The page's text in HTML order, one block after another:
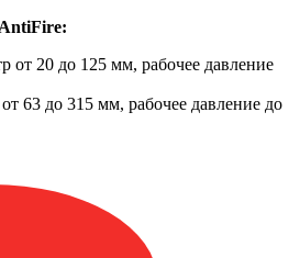
от 20 до 125 мм, рабочее давление
63 до 315 мм, рабочее давление до